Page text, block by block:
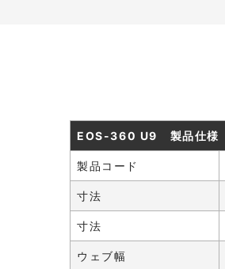
EOS-360 U9 製品仕様
製品コード
寸法
寸法
ウェブ幅